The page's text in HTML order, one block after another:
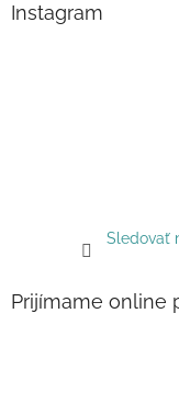
Instagram
Sledovať
Prijímame online